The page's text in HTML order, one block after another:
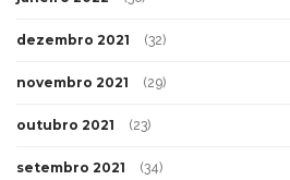
dezembro 2021 (32)
novembro 2021 (29)
outubro 2021 (23)
setembro 2021 (34)